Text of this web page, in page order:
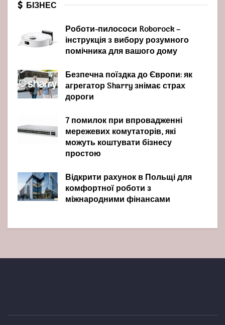
БІЗНЕС
Роботи-пилососи Roborock –
інструкція з вибору розумного
помічника для вашого дому
Безпечна поїздка до Європи: як
агрегатор Sharry знімає страх
дороги
7 помилок при впровадженні
мережевих комутаторів, які
можуть коштувати бізнесу
простою
Відкрити рахунок в Польщі для
комфортної роботи з
міжнародними фінансами